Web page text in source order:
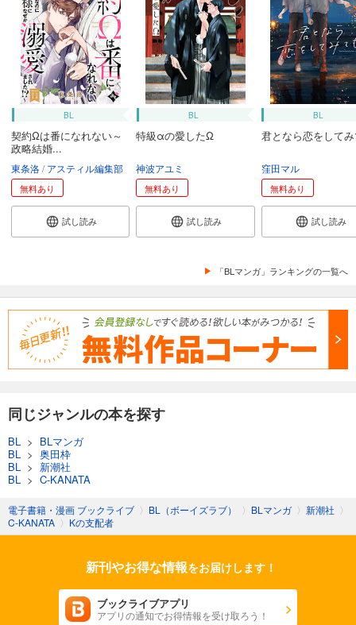
BL
契約Ωは番になれない～
政略結婚...
東条洛 アスティル編集部
無料あり
試し読み
BL
特級αの愛したΩ
神波アユミ
無料あり
試し読み
BL
君となら恋をして
窪田マル
無料あり
試し読み
「BLマンガ」ランキングの一覧へ
同じジャンルの本を探す
BL > BLマンガ
BL > 奥田枠
BL > 新潮社
BL > C-KANATA
電子書籍・漫画 ブックライブ 〉 BL（ボーイズラブ） 〉 BLマンガ 〉 新潮社 〉
C-KANATA 〉 Kの支配者
新刊やお得な情報をお届けします！
ブックライブアプリ
アプリの通知でお得情報を受け取ろう！